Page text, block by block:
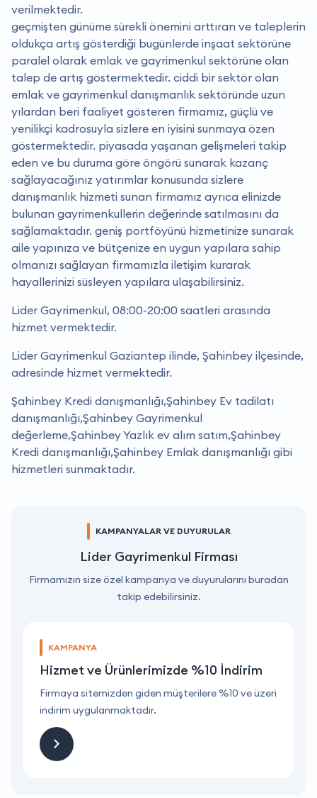
verilmektedir.
geçmişten günüme sürekli önemini arttıran ve taleplerin
oldukça artış gösterdiği bugünlerde inşaat sektörüne
paralel olarak emlak ve gayrimenkul sektörüne olan
talep de artış göstermektedir. ciddi bir sektör olan
emlak ve gayrimenkul danışmanlık sektöründe uzun
yılardan beri faaliyet gösteren firmamız, güçlü ve
yenilikçi kadrosuyla sizlere en iyisini sunmaya özen
göstermektedir. piyasada yaşanan gelişmeleri takip
eden ve bu duruma göre öngörü sunarak kazanç
sağlayacağınız yatırımlar konusunda sizlere
danışmanlık hizmeti sunan firmamız ayrıca elinizde
bulunan gayrimenkullerin değerinde satılmasını da
sağlamaktadır. geniş portföyünü hizmetinize sunarak
aile yapınıza ve bütçenize en uygun yapılara sahip
olmanızı sağlayan firmamızla iletişim kurarak
hayallerinizi süsleyen yapılara ulaşabilirsiniz.
Lider Gayrimenkul, 08:00-20:00 saatleri arasında
hizmet vermektedir.
Lider Gayrimenkul Gaziantep ilinde, Şahinbey ilçesinde,
adresinde hizmet vermektedir.
Şahinbey Kredi danışmanlığı,Şahinbey Ev tadilatı
danışmanlığı,Şahinbey Gayrimenkul
değerleme,Şahinbey Yazlık ev alım satım,Şahinbey
Kredi danışmanlığı,Şahinbey Emlak danışmanlığı gibi
hizmetleri sunmaktadır.
KAMPANYALAR VE DUYURULAR
Lider Gayrimenkul Firması
Firmamızın size özel kampanya ve duyurularını buradan
takip edebilirsiniz.
KAMPANYA
Hizmet ve Ürünlerimizde %10 İndirim
Firmaya sitemizden giden müşterilere %10 ve üzeri
indirim uygulanmaktadır.